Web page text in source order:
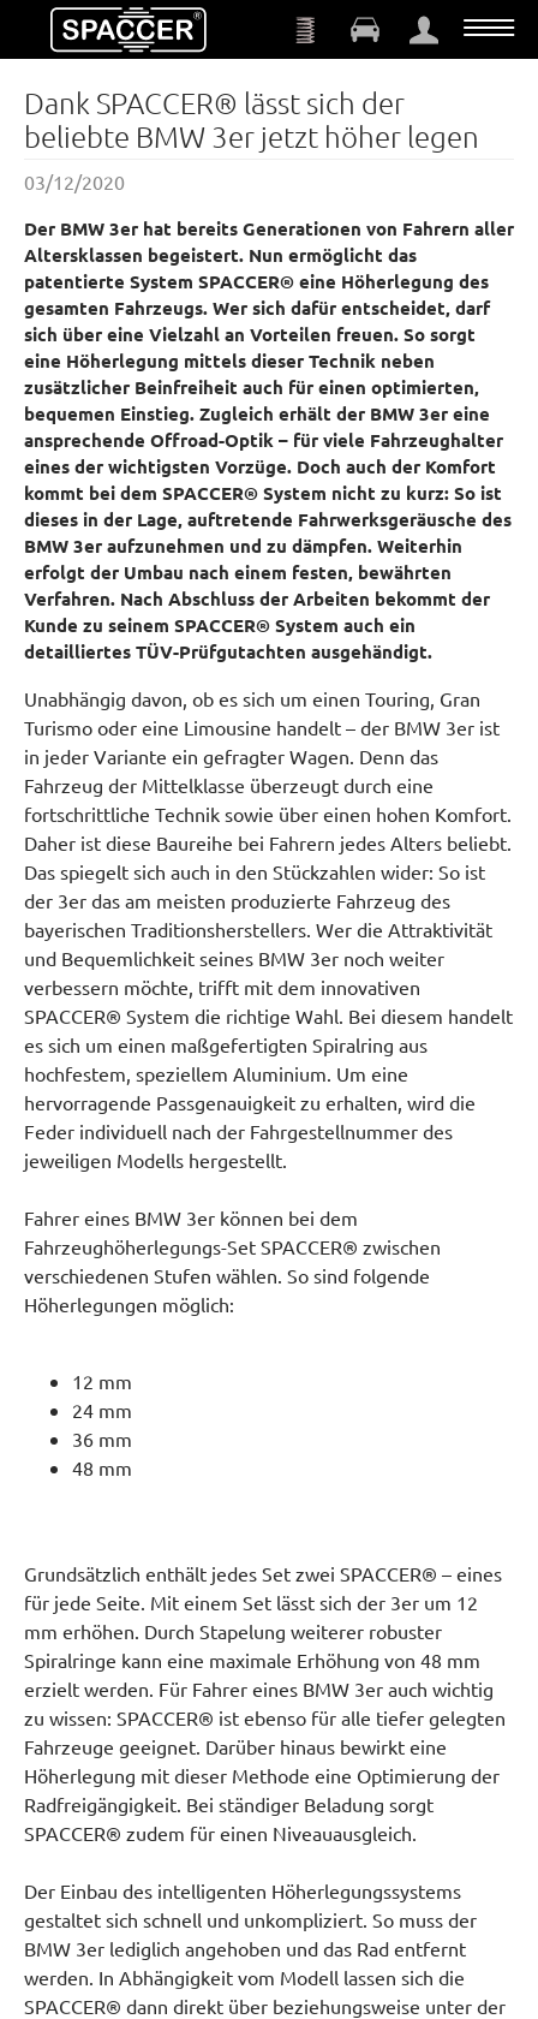
Skip to main content
Dank SPACCER® lässt sich der
beliebte BMW 3er jetzt höher legen
03/12/2020
Der BMW 3er hat bereits Generationen von Fahrern aller
Altersklassen begeistert. Nun ermöglicht das
patentierte System SPACCER® eine Höherlegung des
gesamten Fahrzeugs. Wer sich dafür entscheidet, darf
sich über eine Vielzahl an Vorteilen freuen. So sorgt
eine Höherlegung mittels dieser Technik neben
zusätzlicher Beinfreiheit auch für einen optimierten,
bequemen Einstieg. Zugleich erhält der BMW 3er eine
ansprechende Offroad-Optik – für viele Fahrzeughalter
eines der wichtigsten Vorzüge. Doch auch der Komfort
kommt bei dem SPACCER® System nicht zu kurz: So ist
dieses in der Lage, auftretende Fahrwerksgeräusche des
BMW 3er aufzunehmen und zu dämpfen. Weiterhin
erfolgt der Umbau nach einem festen, bewährten
Verfahren. Nach Abschluss der Arbeiten bekommt der
Kunde zu seinem SPACCER® System auch ein
detailliertes TÜV-Prüfgutachten ausgehändigt.
Unabhängig davon, ob es sich um einen Touring, Gran
Turismo oder eine Limousine handelt – der BMW 3er ist
in jeder Variante ein gefragter Wagen. Denn das
Fahrzeug der Mittelklasse überzeugt durch eine
fortschrittliche Technik sowie über einen hohen Komfort.
Daher ist diese Baureihe bei Fahrern jedes Alters beliebt.
Das spiegelt sich auch in den Stückzahlen wider: So ist
der 3er das am meisten produzierte Fahrzeug des
bayerischen Traditionsherstellers. Wer die Attraktivität
und Bequemlichkeit seines BMW 3er noch weiter
verbessern möchte, trifft mit dem innovativen
SPACCER® System die richtige Wahl. Bei diesem handelt
es sich um einen maßgefertigten Spiralring aus
hochfestem, speziellem Aluminium. Um eine
hervorragende Passgenauigkeit zu erhalten, wird die
Feder individuell nach der Fahrgestellnummer des
jeweiligen Modells hergestellt.
Fahrer eines BMW 3er können bei dem
Fahrzeughöherlegungs-Set SPACCER® zwischen
verschiedenen Stufen wählen. So sind folgende
Höherlegungen möglich:
12 mm
24 mm
36 mm
48 mm
Grundsätzlich enthält jedes Set zwei SPACCER® – eines
für jede Seite. Mit einem Set lässt sich der 3er um 12
mm erhöhen. Durch Stapelung weiterer robuster
Spiralringe kann eine maximale Erhöhung von 48 mm
erzielt werden. Für Fahrer eines BMW 3er auch wichtig
zu wissen: SPACCER® ist ebenso für alle tiefer gelegten
Fahrzeuge geeignet. Darüber hinaus bewirkt eine
Höherlegung mit dieser Methode eine Optimierung der
Radfreigängigkeit. Bei ständiger Beladung sorgt
SPACCER® zudem für einen Niveauausgleich.
Der Einbau des intelligenten Höherlegungssystems
gestaltet sich schnell und unkompliziert. So muss der
BMW 3er lediglich angehoben und das Rad entfernt
werden. In Abhängigkeit vom Modell lassen sich die
SPACCER® dann direkt über beziehungsweise unter der